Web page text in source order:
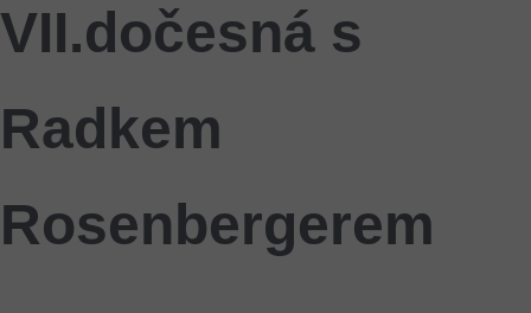
VII.dočesná s
Radkem
Rosenbergerem